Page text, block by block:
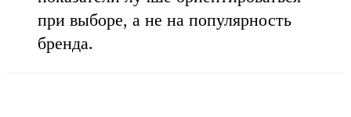
при выборе, а не на популярность
бренда.